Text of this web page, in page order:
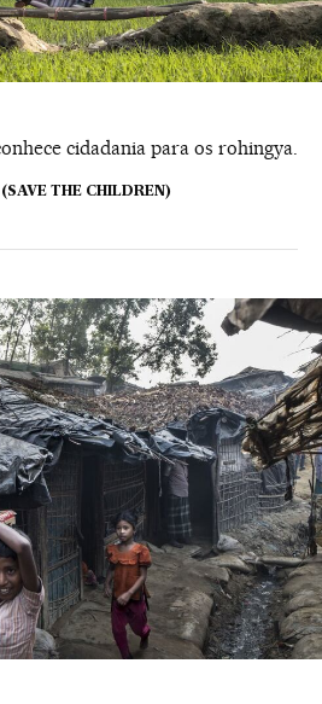
cidadania para os rohingya.
THE CHILDREN)